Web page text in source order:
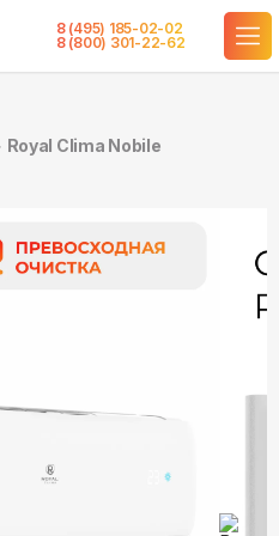
8 (495) 185-02-02
8 (800) 301-22-62
Royal Clima Nobile